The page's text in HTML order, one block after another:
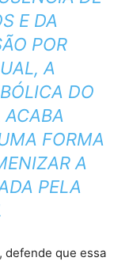
E DA
POR
A
DO
ACABA
FORMA
A
PELA
defende que essa